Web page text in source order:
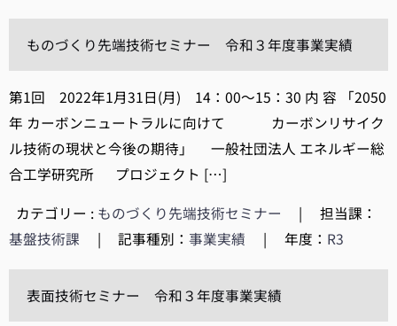
ものづくり先端技術セミナー 令和３年度事業実績
第1回 2022年1月31日(月) 14：00～15：30 内 容 「2050
年 カーボンニュートラルに向けて カーボンリサイク
ル技術の現状と今後の期待」 一般社団法人 エネルギー総
合工学研究所 プロジェクト […]
カテゴリー : ものづくり先端技術セミナー |
担当課：
基盤技術課
| 記事種別：事業実績 | 年度： R3
表面技術セミナー 令和３年度事業実績